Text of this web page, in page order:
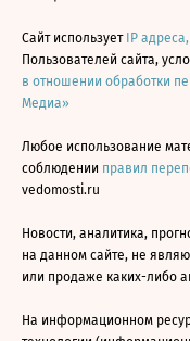
Сайт использует IP
Пользователей сайта,
в отношении обработки
Медиа»
Любое использование
соблюдении правил
vedomosti.ru
Новости, аналитика,
на данном сайте, не
или продаже каких-либо
На информационном